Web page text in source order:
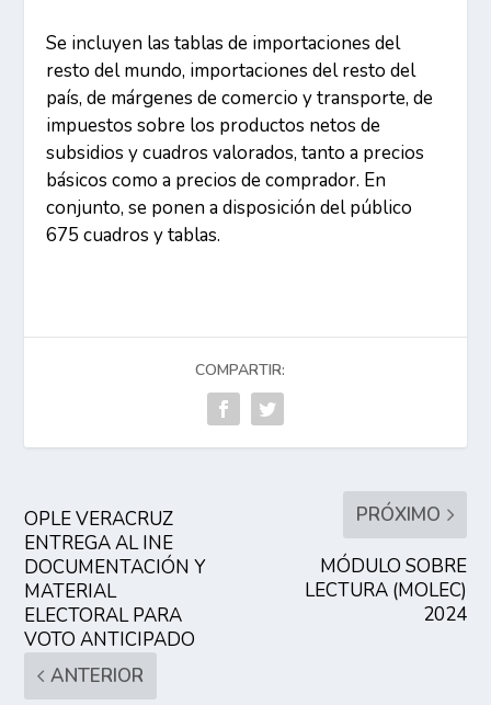
Se incluyen las tablas de importaciones del
resto del mundo, importaciones del resto del
país, de márgenes de comercio y transporte, de
impuestos sobre los productos netos de
subsidios y cuadros valorados, tanto a precios
básicos como a precios de comprador. En
conjunto, se ponen a disposición del público
675 cuadros y tablas.
COMPARTIR:
OPLE VERACRUZ
ENTREGA AL INE
DOCUMENTACIÓN Y
MATERIAL
ELECTORAL PARA
VOTO ANTICIPADO
ANTERIOR
PRÓXIMO
MÓDULO SOBRE
LECTURA (MOLEC)
2024